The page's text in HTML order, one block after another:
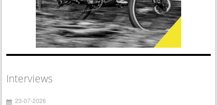
Interviews
23-07-2026